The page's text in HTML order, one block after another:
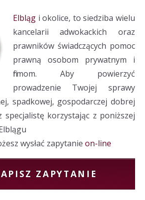
Elblągi okolice, to siedziba wielu
kancelarii adwokackich oraz
prawników świadczących pomoc
prawną osobom prywatnym i
firmom. Aby powierzyć
prowadzenie Twojej sprawy
spadkowej, gospodarczej dobrej
specjalistę korzystając z poniższej
wysłać zapytanie on-line
ZAPYTANIE